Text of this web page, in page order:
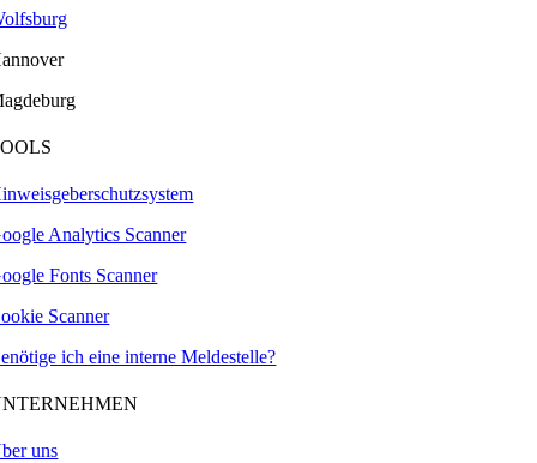
Analytics Scanner
Fonts Scanner
Scanner
ich eine interne Meldestelle?
uns